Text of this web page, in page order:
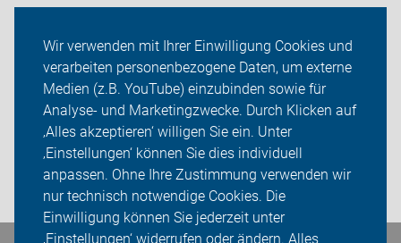
Wir verwenden mit Ihrer Einwilligung Cookies und
verarbeiten personenbezogene Daten, um externe
Medien (z.B. YouTube) einzubinden sowie für
Analyse- und Marketingzwecke. Durch Klicken auf
‚Alles akzeptieren‘ willigen Sie ein. Unter
‚Einstellungen‘ können Sie dies individuell
anpassen. Ohne Ihre Zustimmung verwenden wir
nur technisch notwendige Cookies. Die
Einwilligung können Sie jederzeit unter
‚Einstellungen‘ widerrufen oder ändern. Alles
ADFC Stahnsdorf
Sei dabei
Presse
Login